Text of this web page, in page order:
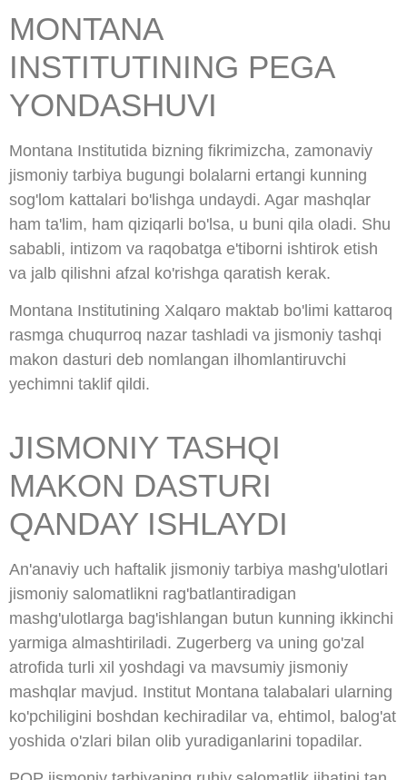
MONTANA
INSTITUTINING PEGA
YONDASHUVI
Montana Institutida bizning fikrimizcha, zamonaviy
jismoniy tarbiya bugungi bolalarni ertangi kunning
sog'lom kattalari bo'lishga undaydi. Agar mashqlar
ham ta'lim, ham qiziqarli bo'lsa, u buni qila oladi. Shu
sababli, intizom va raqobatga e'tiborni ishtirok etish
va jalb qilishni afzal ko'rishga qaratish kerak.
Montana Institutining Xalqaro maktab bo'limi kattaroq
rasmga chuqurroq nazar tashladi va jismoniy tashqi
makon dasturi deb nomlangan ilhomlantiruvchi
yechimni taklif qildi.
JISMONIY TASHQI
MAKON DASTURI
QANDAY ISHLAYDI
An'anaviy uch haftalik jismoniy tarbiya mashg'ulotlari
jismoniy salomatlikni rag'batlantiradigan
mashg'ulotlarga bag'ishlangan butun kunning ikkinchi
yarmiga almashtiriladi. Zugerberg va uning go'zal
atrofida turli xil yoshdagi va mavsumiy jismoniy
mashqlar mavjud. Institut Montana talabalari ularning
ko'pchiligini boshdan kechiradilar va, ehtimol, balog'at
yoshida o'zlari bilan olib yuradiganlarini topadilar.